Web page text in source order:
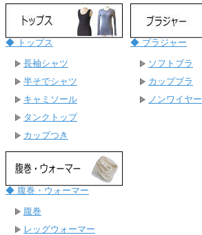
◆ トップス
◆ ブラジャー
長袖シャツ
半そでシャツ
キャミソール
タンクトップ
カップつき
ソフトブラ
カップブラ
ノンワイヤー
◆ 腹巻・ウォーマー
腹巻
レッグウォーマー